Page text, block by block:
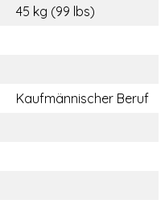
45 kg (99 lbs)
Kaufmännischer Beruf